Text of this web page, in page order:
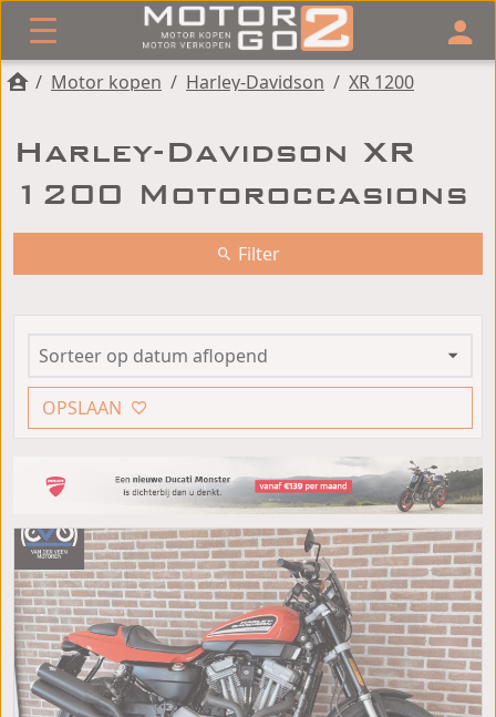
/ Motor kopen / Harley-Davidson / XR 1200
Harley-Davidson XR
1200 Motoroccasions
Filter
OPSLAAN